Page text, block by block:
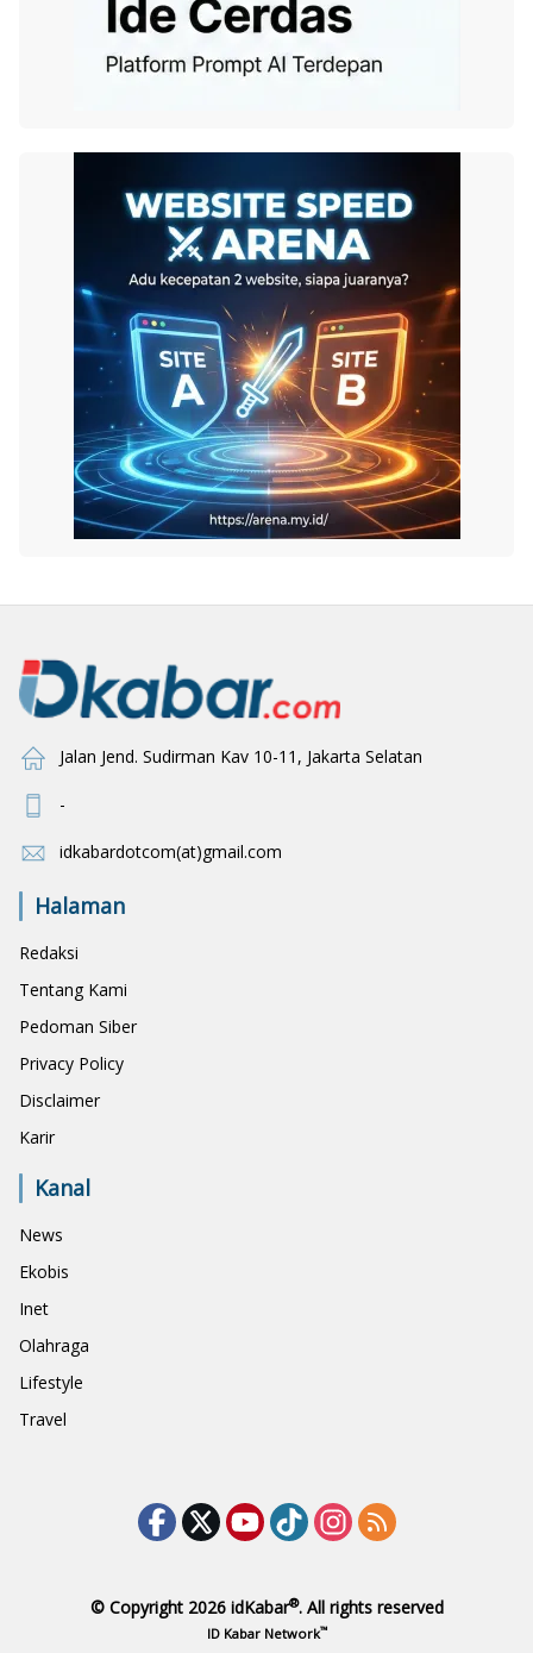
Jalan Jend. Sudirman Kav 10-11, Jakarta Selatan
-
idkabardotcom(at)gmail.com
Halaman
Redaksi
Tentang Kami
Pedoman Siber
Privacy Policy
Disclaimer
Karir
Kanal
News
Ekobis
Inet
Olahraga
Lifestyle
Travel
© Copyright 2026 idKabar®. All rights reserved
ID Kabar Network™